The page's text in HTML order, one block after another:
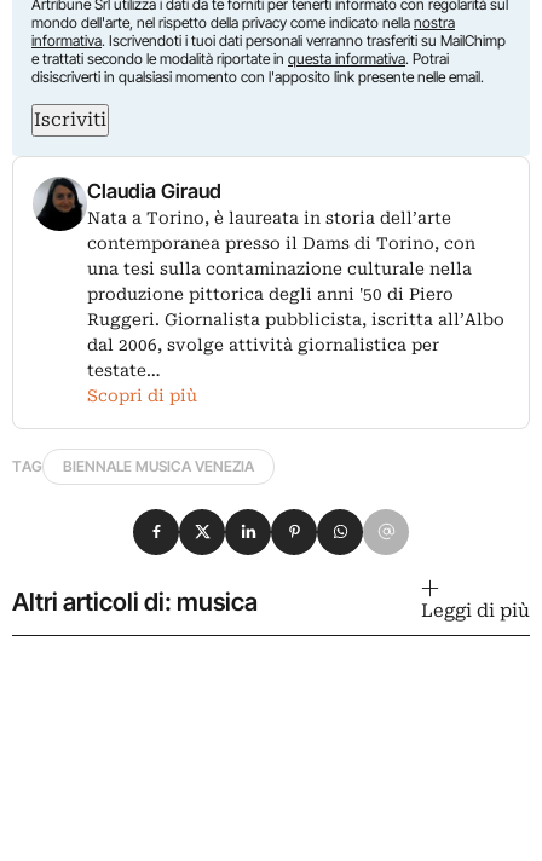
Artribune Srl utilizza i dati da te forniti per tenerti informato con regolarità sul
mondo dell'arte, nel rispetto della privacy come indicato nella nostra
informativa. Iscrivendoti i tuoi dati personali verranno trasferiti su MailChimp
e trattati secondo le modalità riportate in questa informativa. Potrai
disiscriverti in qualsiasi momento con l'apposito link presente nelle email.
Iscriviti
Claudia Giraud
Nata a Torino, è laureata in storia dell’arte
contemporanea presso il Dams di Torino, con
una tesi sulla contaminazione culturale nella
produzione pittorica degli anni '50 di Piero
Ruggeri. Giornalista pubblicista, iscritta all’Albo
dal 2006, svolge attività giornalistica per
testate…
Scopri di più
TAG BIENNALE MUSICA VENEZIA
Condividi su Facebook
Condividi su X
Condividi su LinkedIn
Condividi su Pinterest
Condividi su WhatsApp
Condividi su Email
Altri articoli di: musica Leggi di più